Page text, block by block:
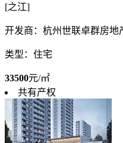
[之江]
开发商：杭州世联卓群房地
类型：住宅
33500元/㎡
共有产权